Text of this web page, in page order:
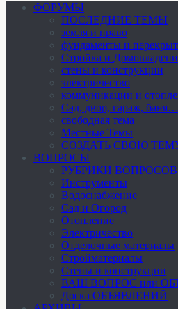
ФОРУМЫ
ПОСЛЕДНИЕ ТЕМЫ
земля и право
фундаменты и
Стройка и
стены и конструкции
электричество
коммуникации и
Cад, двор, гараж, баня…
свободная тема
Местные Темы
СОЗДАТЬ СВОЮ
ВОПРОСЫ
РУБРИКИ ВОПРОСОВ
Инструменты
Водоснабжение
Сад и Огород
Отопление
Электричество
Отделочные материалы
Стройматериалы
Стены и конструкции
ВАШ ВОПРОС или
Доска ОБЪЯВЛЕНИЙ